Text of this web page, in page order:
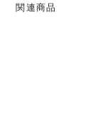
関連商品